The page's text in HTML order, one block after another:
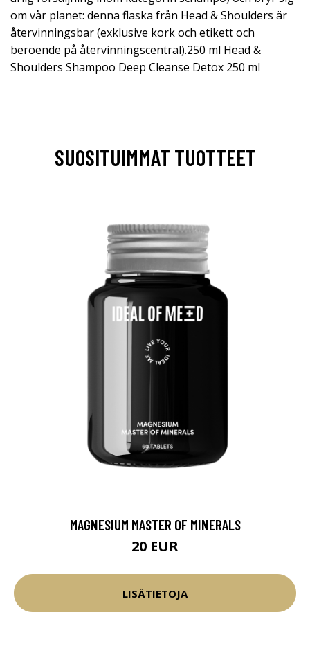
om vår planet: denna flaska från Head & Shoulders är
återvinningsbar (exklusive kork och etikett och
beroende på återvinningscentral).250 ml Head &
Shoulders Shampoo Deep Cleanse Detox 250 ml
SUOSITUIMMAT TUOTTEET
MAGNESIUM MASTER OF MINERALS
20 EUR
LISÄTIETOJA